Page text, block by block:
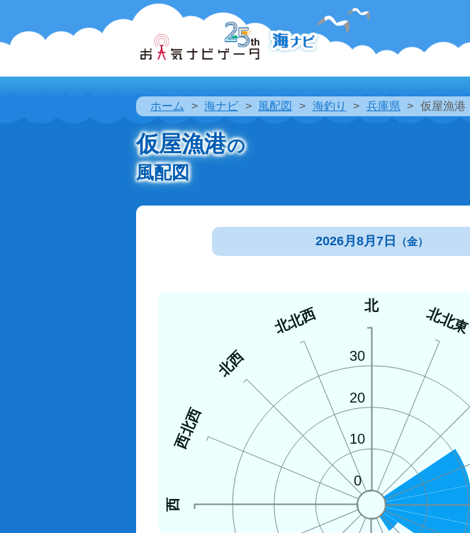
ホーム 海ナビ 風配図 海釣り 兵庫県 仮屋漁港
仮屋漁港の
風配図
2026月8月7日 （金）
北 北北東
西
西北西
北西
北北西
0
10
20
30